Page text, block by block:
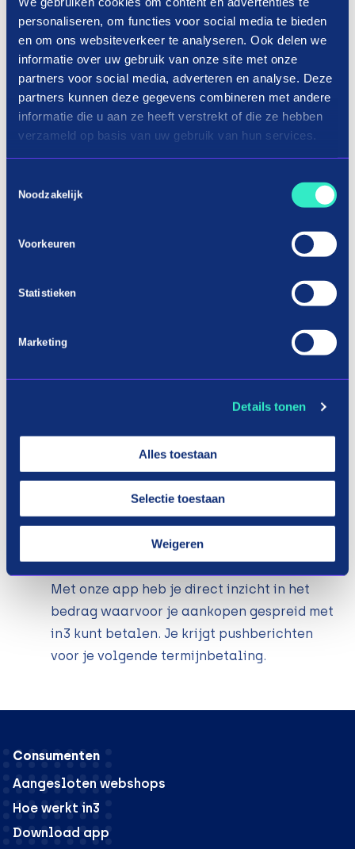
personaliseren, om functies voor social media te bieden
en om ons websiteverkeer te analyseren. Ook delen we
informatie over uw gebruik van onze site met onze
partners voor social media, adverteren en analyse. Deze
partners kunnen deze gegevens combineren met andere
informatie die u aan ze heeft verstrekt of die ze hebben
verzameld op basis van uw gebruik van hun services.
Noodzakelijk
Voorkeuren
Statistieken
Marketing
Details tonen
Alles toestaan
Selectie toestaan
Weigeren
tweede en derde termijn betaal je achteraf.
Betaal je Dagje weg buitenland af binnen 60
dagen.
Betaal de tweede termijn binnen 30 dagen
en derde termijn 60 dagen. Je hoeft je geen
gespreid betalen met in3.
Met iDEAL in3 kun je Dagje weg buitenland
op afbetaling kopen, maar dan zonder rente
of andere verborgen kosten. Je betaalt ook
niet voor het uitsturen van herinneringen die
door ons worden uitgestuurd.
Stel jouw aankoop niet meer uit.
buitenland wilt kopen, kun je met in3 nu al
de aankoop doen en achteraf betalen.
Waarom drie maanden sparen en wachten
als je nu al kunt genieten van je Dagje weg
Inzicht in je bestedingslimiet.
Met onze app heb je direct inzicht in het
bedrag waarvoor je aankopen gespreid met
in3 kunt betalen. Je krijgt pushberichten
voor je volgende termijnbetaling.
Consumenten
Aangesloten webshops
Hoe werkt in3
Download app